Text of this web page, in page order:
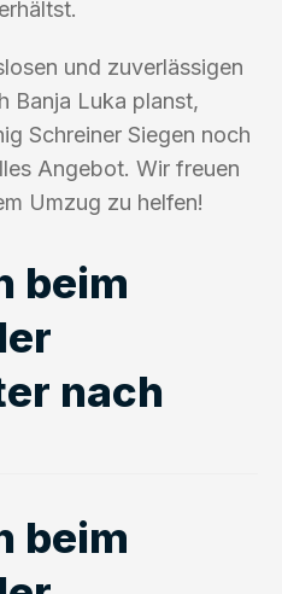
und zuverlässigen
Banja Luka planst,
Schreiner Siegen noch
Angebot. Wir freuen
Umzug zu helfen!
beim
nach
beim